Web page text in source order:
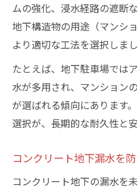
ムの強化、浸水経路の遮断
地下構造物の用途（マンシ
より適切な工法を選択しまし
たとえば、地下駐車場では
水が多用され、マンション
が選ばれる傾向にあります
選択が、長期的な耐久性と
コンクリート地下漏水を
コンクリート地下の漏水を